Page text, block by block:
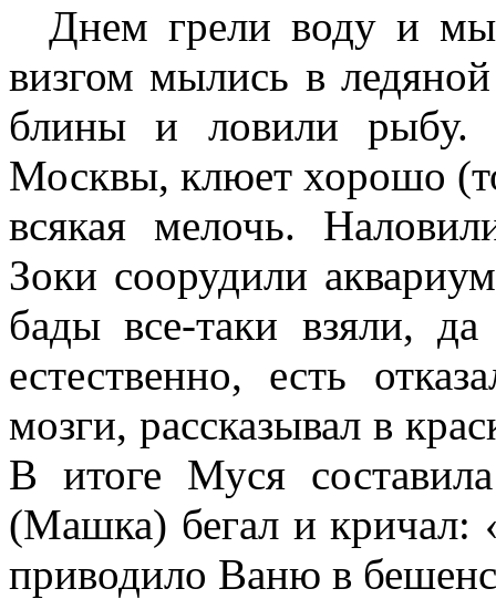
Днем грели воду и
визгом мылись в
блины и ловили рыбу.
Москвы, клюет хорошо
всякая мелочь.
Зоки соорудили
бады все-таки взяли,
естественно, есть
мозги, рассказывал в
В итоге Муся
(Машка) бегал и
приводило Ваню в